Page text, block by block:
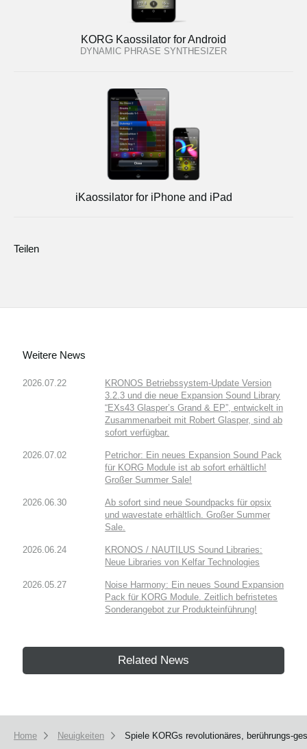
KORG Kaossilator for Android
DYNAMIC PHRASE SYNTHESIZER
iKaossilator for iPhone and iPad
Teilen
Weitere News
2026.07.22
KRONOS Betriebssystem-Update Version
3.2.3 und die neue Expansion Sound Library
“EXs43 Glasper’s Grand & EP”, entwickelt in
Zusammenarbeit mit Robert Glasper, sind ab
sofort verfügbar.
2026.07.02
Petrichor: Ein neues Expansion Sound Pack
für KORG Module ist ab sofort erhältlich!
Großer Summer Sale!
2026.06.30
Ab sofort sind neue Soundpacks für opsix
und wavestate erhältlich. Großer Summer
Sale.
2026.06.24
KRONOS / NAUTILUS Sound Libraries:
Neue Libraries von Kelfar Technologies
2026.05.27
Noise Harmony: Ein neues Sound Expansion
Pack für KORG Module. Zeitlich befristetes
Sonderangebot zur Produkteinführung!
Related News
Home Neuigkeiten Spiele KORGs revolutionäres, berührungs-